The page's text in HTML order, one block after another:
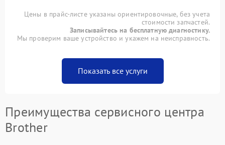
Цены в прайс-листе указаны ориентировочные, без учета
стоимости запчастей.
Записывайтесь на бесплатную диагностику.
Мы проверим ваше устройство и укажем на неисправность.
Показать все услуги
Преимущества сервисного центра
Brother